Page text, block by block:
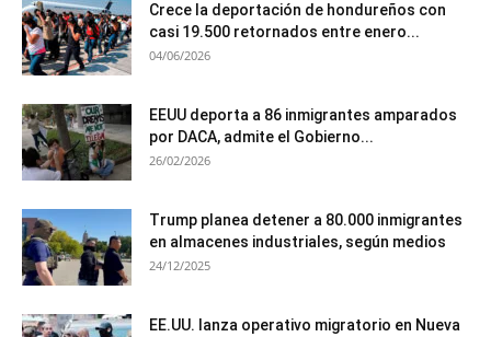
Crece la deportación de hondureños con
casi 19.500 retornados entre enero...
04/06/2026
EEUU deporta a 86 inmigrantes amparados
por DACA, admite el Gobierno...
26/02/2026
Trump planea detener a 80.000 inmigrantes
en almacenes industriales, según medios
24/12/2025
EE.UU. lanza operativo migratorio en Nueva